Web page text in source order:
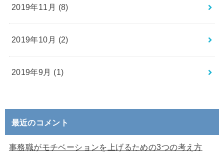
2019年11月 (8)
2019年10月 (2)
2019年9月 (1)
最近のコメント
事務職がモチベーションを上げるための3つの考え方